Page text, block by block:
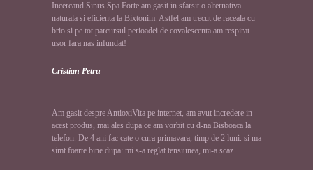
Incercand Sinus Spa Forte am gasit in sfarsit o alternativa
naturala si eficienta la Bixtonim. Astfel am trecut de raceala cu
brio si pe tot parcursul perioadei de covalescenta am respirat
usor fara nas infundat!
Cristian Petru
Am gasit despre AntioxiVita pe internet, am avut incredere in
acest produs, mai ales dupa ce am vorbit cu d-na Bisboaca la
telefon. De 4 ani fac cate o cura primavara, timp de 2 luni. si ma
simt foarte bine dupa: mi s-a reglat tensiunea, mi-a scaz...